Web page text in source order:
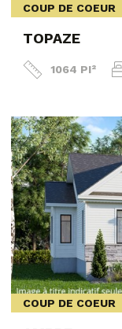
COUP DE COEUR
TOPAZE
1064 PI²
COUP DE COEUR